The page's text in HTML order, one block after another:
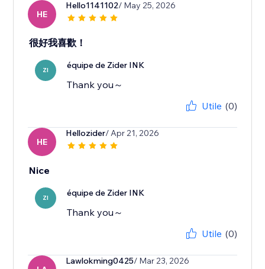
HE
Hello1141102/ May 25, 2026
很好我喜歡！
ZI équipe de Zider INK
Thank you～
Utile (0)
HE
Hellozider/ Apr 21, 2026
Nice
ZI équipe de Zider INK
Thank you～
Utile (0)
Lawlokming0425/ Mar 23, 2026